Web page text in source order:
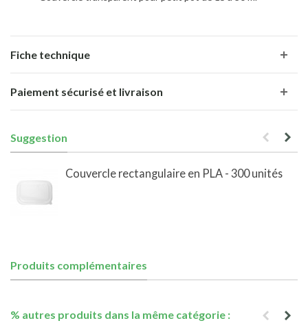
Fiche technique
Paiement sécurisé et livraison
Suggestion
Couvercle rectangulaire en PLA - 300 unités
Produits complémentaires
% autres produits dans la même catégorie :